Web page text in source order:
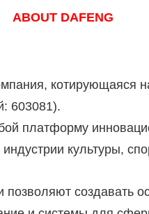
ABOUT DAFENG
котирующаяся
603081).
платформу
культуры,
создавать